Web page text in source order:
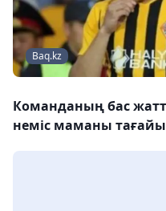
Baq.kz
Команданың бас
неміс маманы